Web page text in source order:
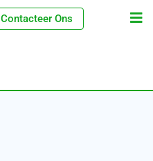
Contacteer Ons